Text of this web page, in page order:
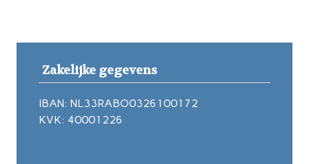
Zakelijke gegevens
IBAN: NL33RABO0326100172
KVK: 40001226